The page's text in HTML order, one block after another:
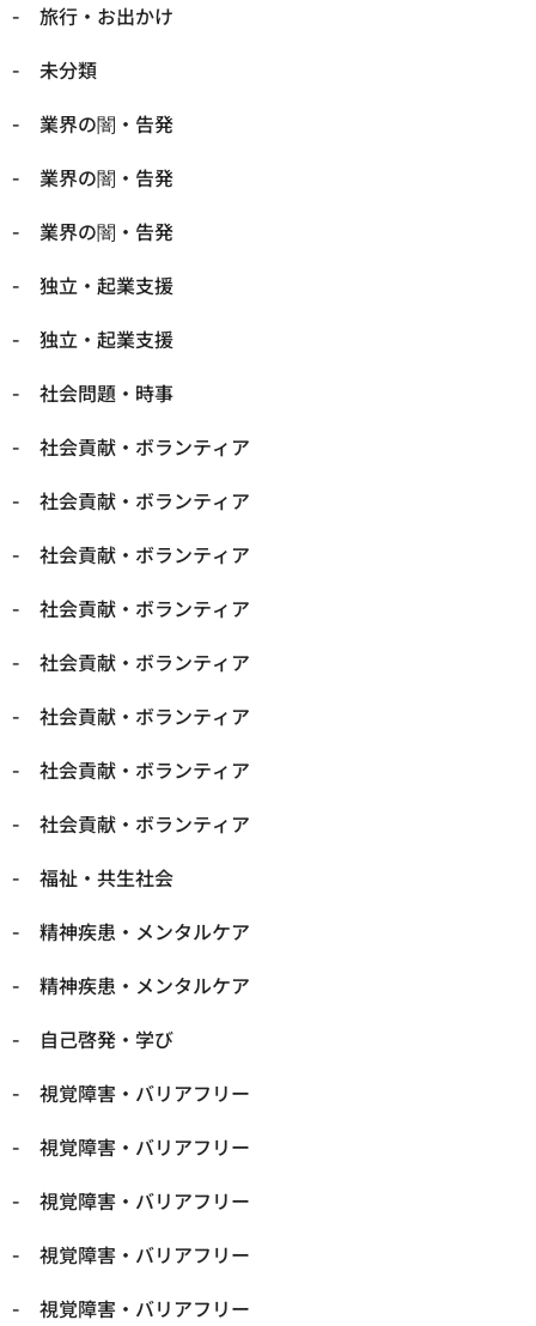
旅行・お出かけ
未分類
業界の闇・告発
業界の闇・告発
業界の闇・告発
独立・起業支援
独立・起業支援
社会問題・時事
社会貢献・ボランティア
社会貢献・ボランティア
社会貢献・ボランティア
社会貢献・ボランティア
社会貢献・ボランティア
社会貢献・ボランティア
社会貢献・ボランティア
社会貢献・ボランティア
福祉・共生社会
精神疾患・メンタルケア
精神疾患・メンタルケア
自己啓発・学び
視覚障害・バリアフリー
視覚障害・バリアフリー
視覚障害・バリアフリー
視覚障害・バリアフリー
視覚障害・バリアフリー